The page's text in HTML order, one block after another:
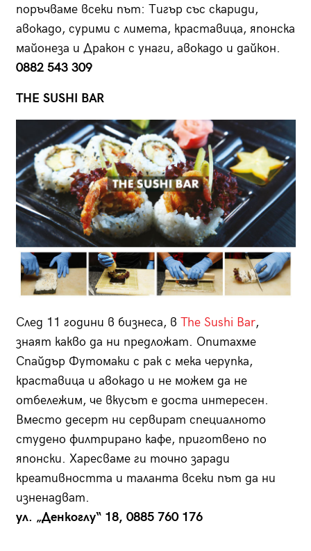
поръчваме всеки път: Тигър със скариди,
авокадо, сурими с лимета, краставица, японска
майонеза и Дракон с унаги, авокадо и дайкон.
0882 543 309
THE SUSHI BAR
След 11 години в бизнеса, в The Sushi Bar,
знаят какво да ни предложат. Опитахме
Спайдър Футомаки с рак с мека черупка,
краставица и авокадо и не можем да не
отбележим, че вкусът е доста интересен.
Вместо десерт ни сервират спе­циалното
студено филтрирано кафе, приготвено по
японски. Харесваме ги точно заради
креативността и таланта всеки път да ни
изненадват.
ул. „Денкоглу“ 18, 0885 760 176